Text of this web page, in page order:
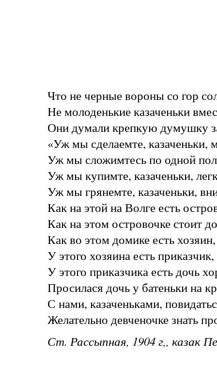
Что не черные вороны со гор
Не молоденькие казаченьки
Они думали крепкую думушку
«Уж мы сделаемте, казаченьки,
Уж мы сложимтесь по одной
Уж мы купимте, казаченьки,
Уж мы грянемте, казаченьки,
Как на этой на Волге есть
Как на этом островочке стоит
Как во этом домике есть хозяин,
У этого хозяина есть приказчик,
У этого приказчика есть дочь
Просилася дочь у батеньки на
С нами, казаченьками,
Желательно девченочке знать
Ст. Рассыпная, 1904 г,, казак